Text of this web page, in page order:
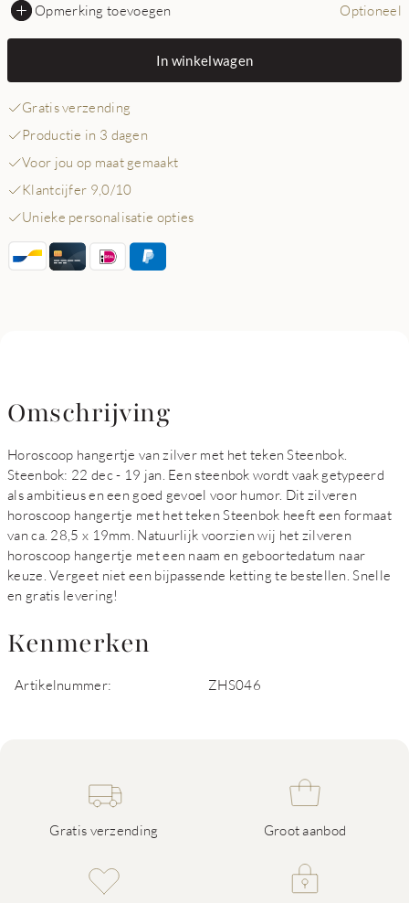
Opmerking toevoegen Optioneel
In winkelwagen
Gratis verzending
Productie in 3 dagen
Voor jou op maat gemaakt
Klantcijfer 9,0/10
Unieke personalisatie opties
Omschrijving
Horoscoop hangertje van zilver met het teken Steenbok.
Steenbok: 22 dec - 19 jan. Een steenbok wordt vaak getypeerd
als ambitieus en een goed gevoel voor humor. Dit zilveren
horoscoop hangertje met het teken Steenbok heeft een formaat
van ca. 28,5 x 19mm. Natuurlijk voorzien wij het zilveren
horoscoop hangertje met een naam en geboortedatum naar
keuze. Vergeet niet een bijpassende ketting te bestellen. Snelle
en gratis levering!
Kenmerken
Artikelnummer: ZHS046
Gratis verzending Groot aanbod